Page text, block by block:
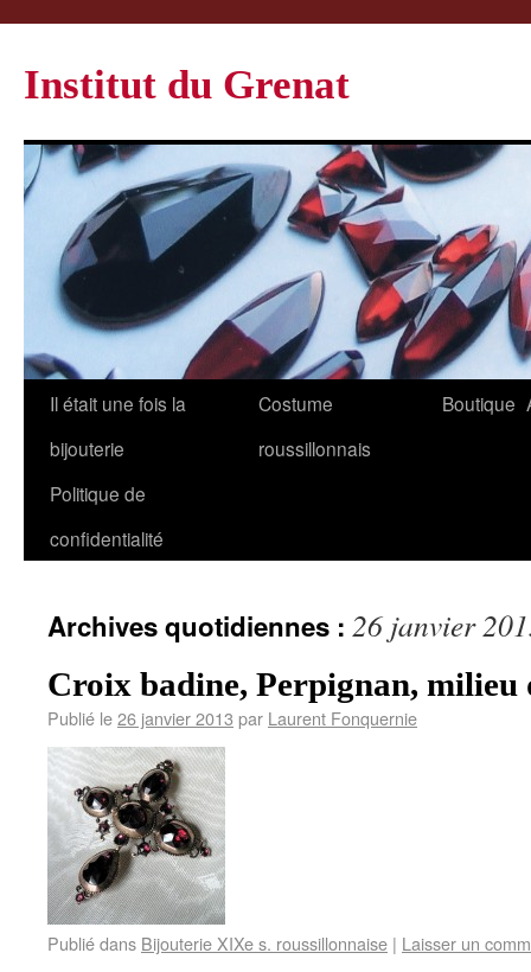
Institut du Grenat
Il était une fois la
bijouterie
Costume
roussillonnais
Boutique
Politique de
confidentialité
Archives quotidiennes : 26 janvier
Croix badine, Perpignan, milieu
Publié le26 janvier 2013 par Laurent Fonquernie
Publié dans Bijouterie XIXe s. roussillonnaise | Laisser un